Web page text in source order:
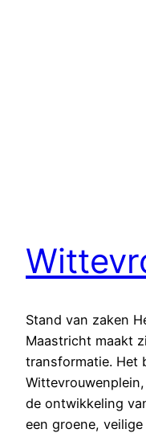
Stand van zaken
Maastricht maakt
transformatie. Het
de ontwikkeling
een groene,